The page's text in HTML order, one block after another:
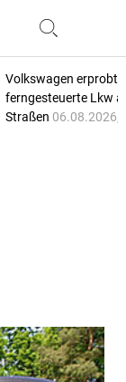
Volkswagen erprobt
ferngesteuerte Lkw
Straßen 06.08.2026,